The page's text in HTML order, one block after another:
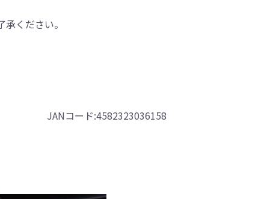
ください。
JANコード:4582323036158